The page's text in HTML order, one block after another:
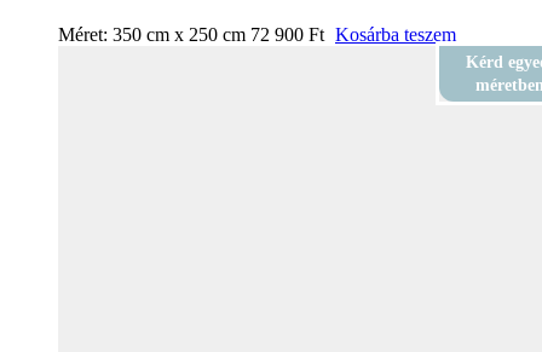
Méret: 350 cm x 250 cm 72 900 Ft Kosárba teszem
Kérd